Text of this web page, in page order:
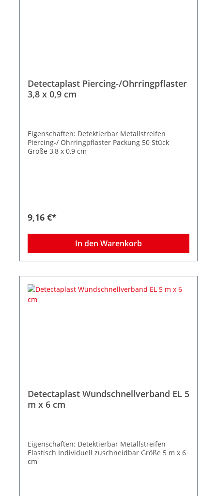
Detectaplast Piercing-/Ohrringpflaster
3,8 x 0,9 cm
Eigenschaften: Detektierbar Metallstreifen
Piercing-/ Ohrringpflaster Packung 50 Stück
Größe 3,8 x 0,9 cm
9,16 €*
In den Warenkorb
Detectaplast Wundschnellverband EL 5
m x 6 cm
Eigenschaften: Detektierbar Metallstreifen
Elastisch Individuell zuschneidbar Größe 5 m x 6
cm